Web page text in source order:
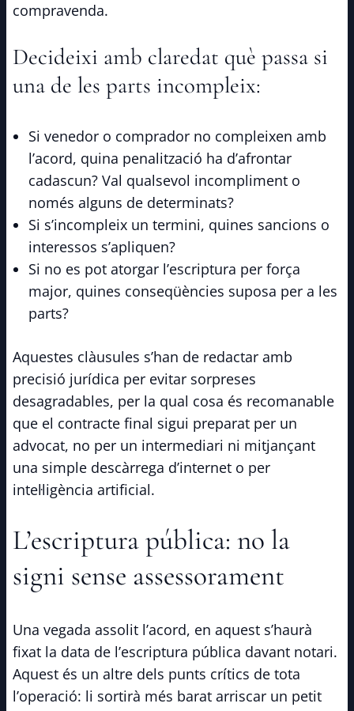
compravenda.
Decideixi amb claredat què passa si
una de les parts incompleix:
Si venedor o comprador no compleixen amb
l’acord, quina penalització ha d’afrontar
cadascun? Val qualsevol incompliment o
només alguns de determinats?
Si s’incompleix un termini, quines sancions o
interessos s’apliquen?
Si no es pot atorgar l’escriptura per força
major, quines conseqüències suposa per a les
parts?
Aquestes clàusules s’han de redactar amb
precisió jurídica per evitar sorpreses
desagradables, per la qual cosa és recomanable
que el contracte final sigui preparat per un
advocat, no per un intermediari ni mitjançant
una simple descàrrega d’internet o per
intel·ligència artificial.
L’escriptura pública: no la
signi sense assessorament
Una vegada assolit l’acord, en aquest s’haurà
fixat la data de l’escriptura pública davant notari.
Aquest és un altre dels punts crítics de tota
l’operació: li sortirà més barat arriscar un petit